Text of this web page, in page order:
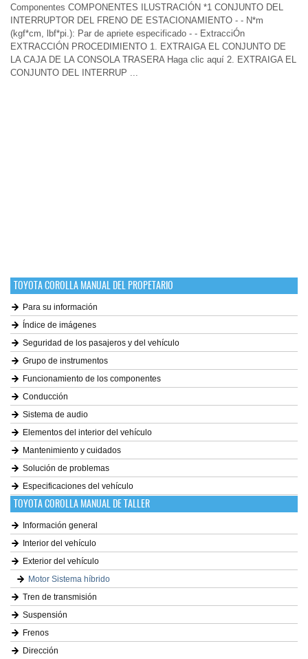
Componentes COMPONENTES ILUSTRACIÓN *1 CONJUNTO DEL
INTERRUPTOR DEL FRENO DE ESTACIONAMIENTO - - N*m
(kgf*cm, lbf*pi.): Par de apriete especificado - - ExtracciÓn
EXTRACCIÓN PROCEDIMIENTO 1. EXTRAIGA EL CONJUNTO DE
LA CAJA DE LA CONSOLA TRASERA Haga clic aquí 2. EXTRAIGA EL
CONJUNTO DEL INTERRUP ...
TOYOTA COROLLA MANUAL DEL PROPETARIO
Para su información
Índice de imágenes
Seguridad de los pasajeros y del vehículo
Grupo de instrumentos
Funcionamiento de los componentes
Conducción
Sistema de audio
Elementos del interior del vehículo
Mantenimiento y cuidados
Solución de problemas
Especificaciones del vehículo
TOYOTA COROLLA MANUAL DE TALLER
Información general
Interior del vehículo
Exterior del vehículo
Motor Sistema híbrido
Tren de transmisión
Suspensión
Frenos
Dirección